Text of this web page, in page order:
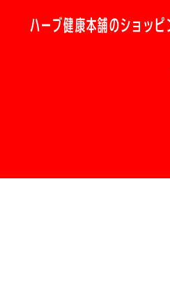
ハーブ健康本舗のショッピ